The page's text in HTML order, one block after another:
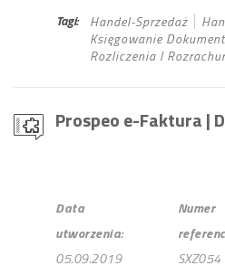
Tagi: Handel-Sprzedaż
Księgowanie
Rozliczenia I
Prospeo e-Faktura|
Data
utworzenia:
05.09.2019
Numer
SXZ054